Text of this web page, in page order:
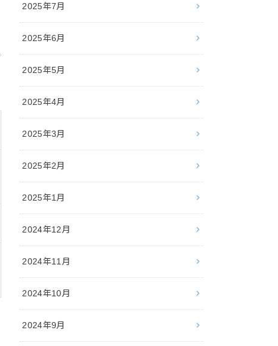
2025年7月
2025年6月
2025年5月
2025年4月
2025年3月
2025年2月
2025年1月
2024年12月
2024年11月
2024年10月
2024年9月